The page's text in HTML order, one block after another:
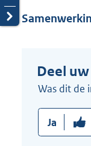
Deel
Was dit de
Ja